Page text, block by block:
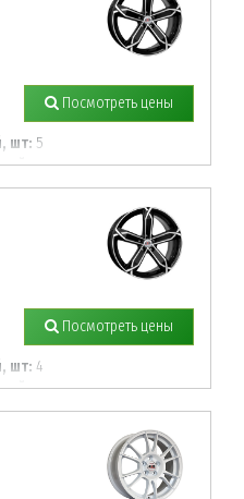
шт: 5
мм:
Посмотреть цены
шт: 4
мм:
Посмотреть цены